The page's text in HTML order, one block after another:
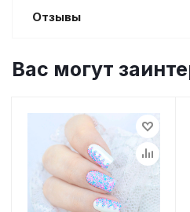
Отзывы
Вас могут